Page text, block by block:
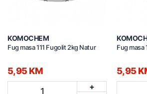
KOMOCHEM
Fug masa 111 Fugolit 2kg Natur
5,95 KM
1
+
Fug masa
5,95